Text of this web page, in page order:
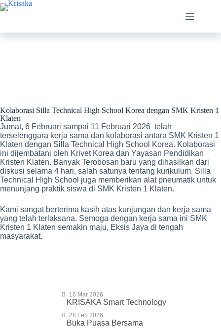
Kolaborasi Silla Technical High School Korea dengan SMK Kristen 1
Klaten
Jumat, 6 Februari sampai 11 Februari 2026 telah
terselenggara kerja sama dan kolaborasi antara SMK Kristen 1
Klaten dengan Silla Technical High School Korea. Kolaborasi
ini dijembatani oleh Krivet Korea dan Yayasan Pendidikan
Kristen Klaten. Banyak Terobosan baru yang dihasilkan dari
diskusi selama 4 hari, salah satunya tentang kurikulum. Silla
Technical High School juga memberikan alat pneumatik untuk
menunjang praktik siswa di SMK Kristen 1 Klaten.
Kami sangat berterima kasih atas kunjungan dan kerja sama
yang telah terlaksana. Semoga dengan kerja sama ini SMK
Kristen 1 Klaten semakin maju, Eksis Jaya di tengah
masyarakat.
16 Mar 2026
KRISAKA Smart Technology
28 Feb 2026
Buka Puasa Bersama